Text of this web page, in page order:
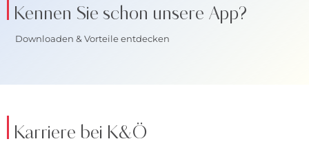
Kennen Sie schon unsere App?
Downloaden & Vorteile entdecken
Karriere bei K&Ö